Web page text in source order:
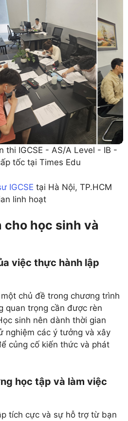
thi IGCSE - AS/A Level - IB -
tốc tại Times Edu
IGCSE tại Hà Nội, TP.HCM
linh hoạt
cho học sinh và
việc thực hành lập
chủ đề trong chương trình
quan trọng cần được rèn
sinh nên dành thời gian
nghiệm các ý tưởng và xây
củng cố kiến thức và phát
học tập và làm việc
tích cực và sự hỗ trợ từ bạn